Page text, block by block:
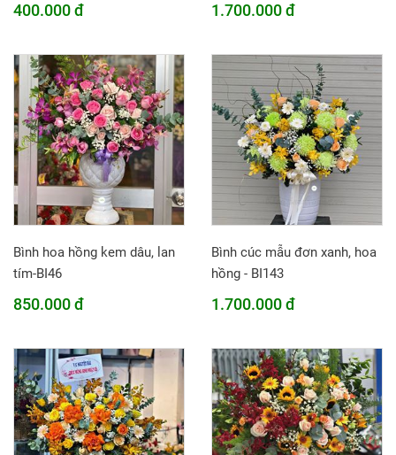
400.000 đ 1.700.000 đ
Bình hoa hồng kem dâu, lan
tím-BI46
850.000 đ
Bình cúc mẫu đơn xanh, hoa
hồng - BI143
1.700.000 đ